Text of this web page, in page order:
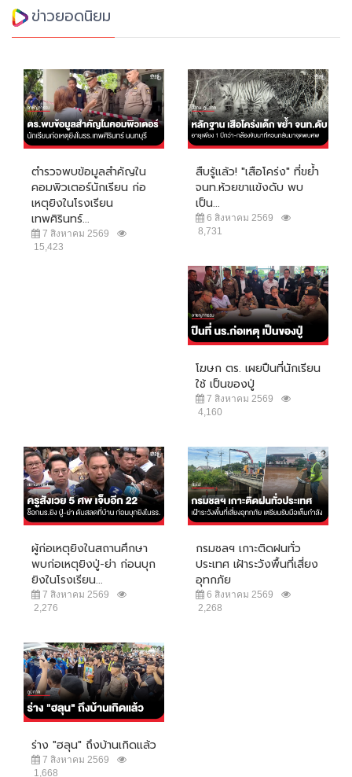
ข่าวยอดนิยม
ตำรวจพบข้อมูลสำคัญใน
คอมพิวเตอร์นักเรียน ก่อ
เหตุยิงในโรงเรียน
เทพศิรินทร์...
7 สิงหาคม 2569
15,423
สืบรู้แล้ว! "เสือโคร่ง" ที่ขย้ำ
จนท.ห้วยขาแข้งดับ พบ
เป็น...
6 สิงหาคม 2569
8,731
โฆษก ตร. เผยปืนที่นักเรียน
ใช้ เป็นของปู่
7 สิงหาคม 2569
4,160
ผู้ก่อเหตุยิงในสถานศึกษา
พบก่อเหตุยิงปู่-ย่า ก่อนบุก
ยิงในโรงเรียน...
7 สิงหาคม 2569
2,276
กรมชลฯ เกาะติดฝนทั่ว
ประเทศ เฝ้าระวังพื้นที่เสี่ยง
อุทกภัย
6 สิงหาคม 2569
2,268
ร่าง "ฮลุน" ถึงบ้านเกิดแล้ว
7 สิงหาคม 2569
1,668